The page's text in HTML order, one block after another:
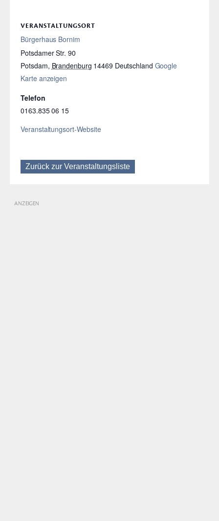
VERANSTALTUNGSORT
Bürgerhaus Bornim
Potsdamer Str. 90
Potsdam, Brandenburg 14469 Deutschland Google
Karte anzeigen
Telefon
0163.835 06 15
Veranstaltungsort-Website
Zurück zur Veranstaltungsliste
ANZEIGEN